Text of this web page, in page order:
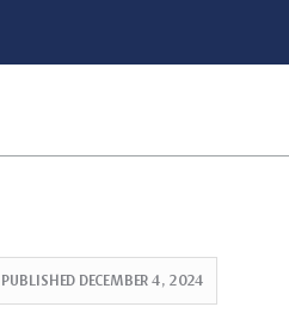
PUBLISHED DECEMBER 4, 2024